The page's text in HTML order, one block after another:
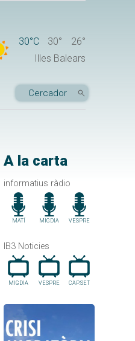
30°C 30°
26°
Illes Balears
A la carta
informatius ràdio
MATÍ MIGDIA VESPRE
IB3 Noticies
MIGDIA VESPRE CAP.SET